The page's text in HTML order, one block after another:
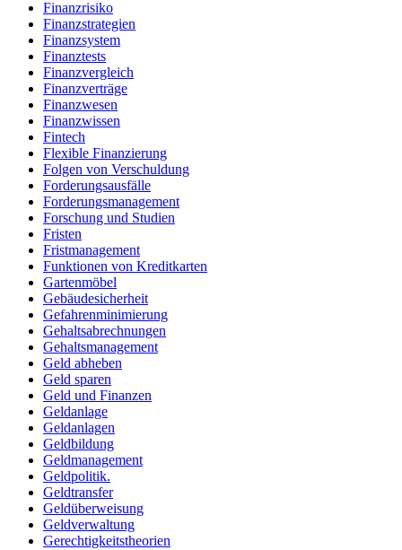
Finanzrisiko
Finanzstrategien
Finanzsystem
Finanztests
Finanzvergleich
Finanzverträge
Finanzwesen
Finanzwissen
Fintech
Flexible Finanzierung
Folgen von Verschuldung
Forderungsausfälle
Forderungsmanagement
Forschung und Studien
Fristen
Fristmanagement
Funktionen von Kreditkarten
Gartenmöbel
Gebäudesicherheit
Gefahrenminimierung
Gehaltsabrechnungen
Gehaltsmanagement
Geld abheben
Geld sparen
Geld und Finanzen
Geldanlage
Geldanlagen
Geldbildung
Geldmanagement
Geldpolitik.
Geldtransfer
Geldüberweisung
Geldverwaltung
Gerechtigkeitstheorien